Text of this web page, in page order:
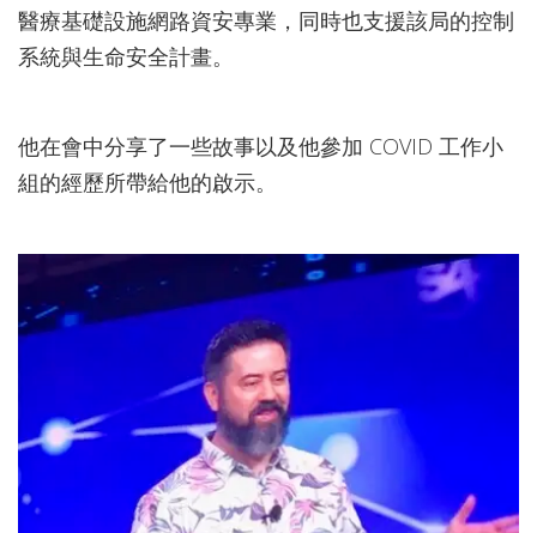
醫療基礎設施網路資安專業，同時也支援該局的控制
系統與生命安全計畫。
他在會中分享了一些故事以及他參加 COVID 工作小
組的經歷所帶給他的啟示。